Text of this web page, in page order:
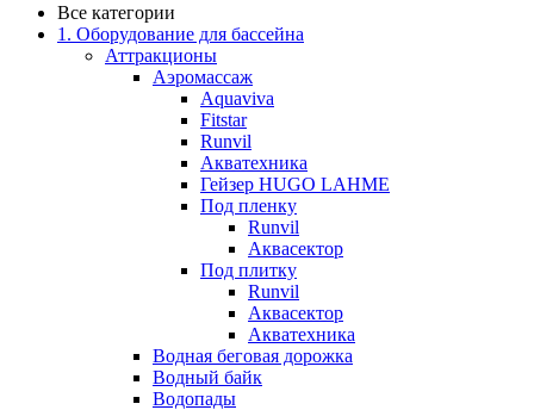
Все категории
1. Оборудование для бассейна
Аттракционы
Аэромассаж
Aquaviva
Fitstar
Runvil
Акватехника
Гейзер HUGO LAHME
Под пленку
Runvil
Аквасектор
Под плитку
Runvil
Аквасектор
Акватехника
Водная беговая дорожка
Водный байк
Водопады